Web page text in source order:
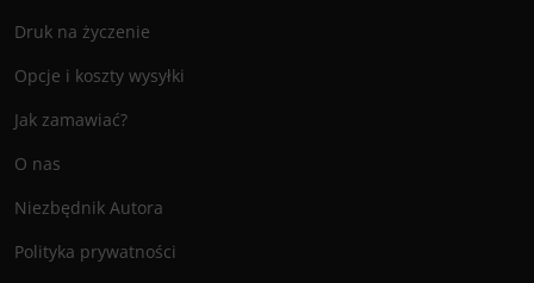
Druk na życzenie
Opcje i koszty wysyłki
Jak zamawiać?
O nas
Niezbędnik Autora
Polityka prywatności